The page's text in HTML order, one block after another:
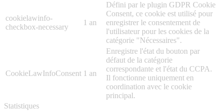
cookielawinfo-
checkbox-necessary
1 an
Défini par le plugin GDPR Cookie
Consent, ce cookie est utilisé pour
enregistrer le consentement de
l'utilisateur pour les cookies de la
catégorie "Nécessaires".
CookieLawInfoConsent 1 an
Enregistre l'état du bouton par
défaut de la catégorie
correspondante et l'état du CCPA.
Il fonctionne uniquement en
coordination avec le cookie
principal.
Statistiques